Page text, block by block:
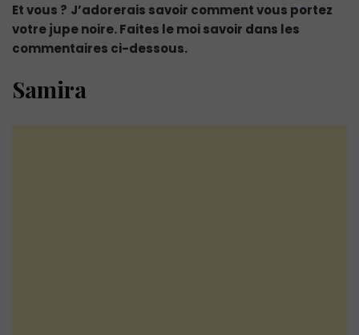
Et vous ? J’adorerais savoir comment vous portez
votre jupe noire. Faites le moi savoir dans les
commentaires ci-dessous.
Samira